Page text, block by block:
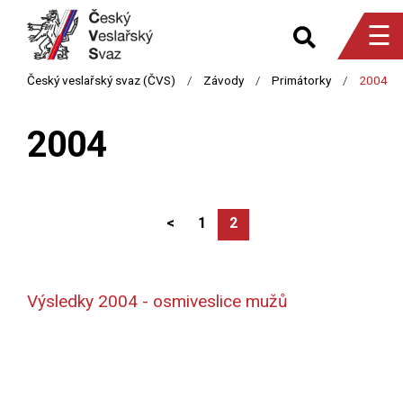
☰
2004
< 1 2
Výsledky 2004 - osmiveslice mužů